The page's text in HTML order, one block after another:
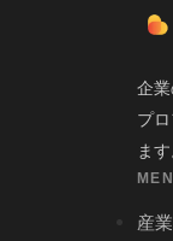
企業
プ
ます
産